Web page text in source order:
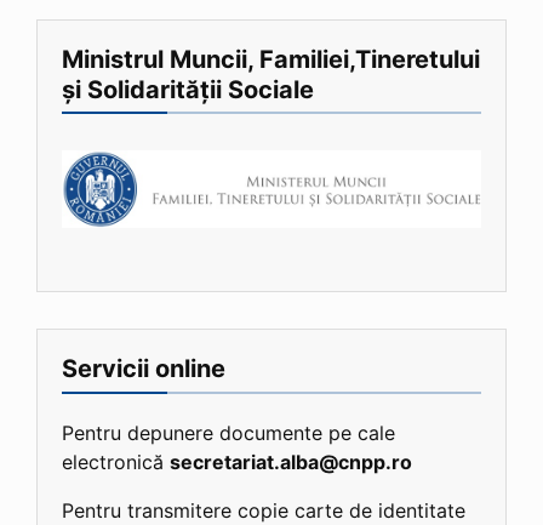
Ministrul Muncii, Familiei,Tineretului
și Solidarității Sociale
Servicii online
Pentru depunere documente pe cale
electronică secretariat.alba@cnpp.ro
Pentru transmitere copie carte de identitate